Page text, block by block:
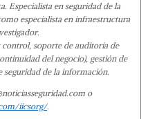
Especialista en seguridad de la
especialista en infraestructura
soporte de auditoría de
del negocio), gestión de
seguridad de la información.
o
iicsorg/.